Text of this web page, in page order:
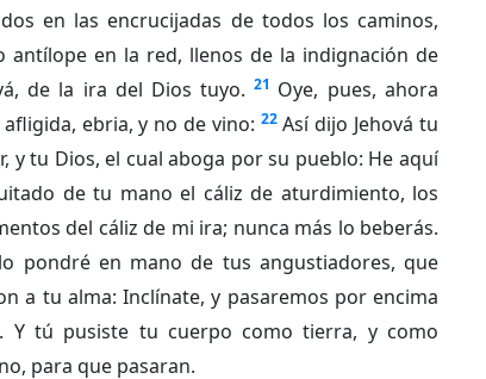
en las encrucijadas de todos los caminos,
antílope en la red, llenos de la indignación de
de la ira del Dios tuyo. 21 Oye, pues, ahora
afligida, ebria, y no de vino: 22 Así dijo Jehová tu
y tu Dios, el cual aboga por su pueblo: He aquí
de tu mano el cáliz de aturdimiento, los
del cáliz de mi ira; nunca más lo beberás.
pondré en mano de tus angustiadores, que
a tu alma: Inclínate, y pasaremos por encima
Y tú pusiste tu cuerpo como tierra, y como
para que pasaran.